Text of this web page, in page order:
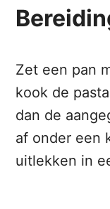
Zet een pan
kook de
dan de
af onder een
uitlekken in